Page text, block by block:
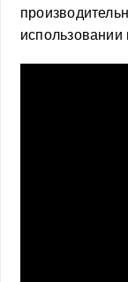
использовании